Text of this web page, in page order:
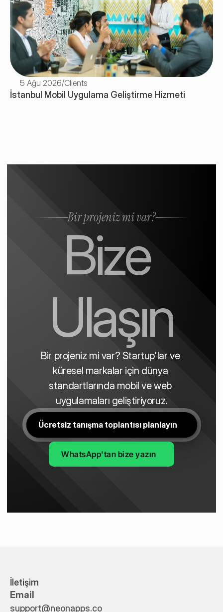
5 Ağu 2026/Clients
İstanbul Mobil Uygulama Geliştirme Hizmeti
Bir projeniz mi var?
Bize
Ulaşın
Bir projeniz mi var? Startup'lar ve
küresel markalar için dünya
standartlarında mobil ve web
uygulamaları geliştiriyoruz.
Ücretsiz tanışma toplantısı planlayın
WhatsApp'tan bize yazın
İletişim
Email
support@neonapps.co